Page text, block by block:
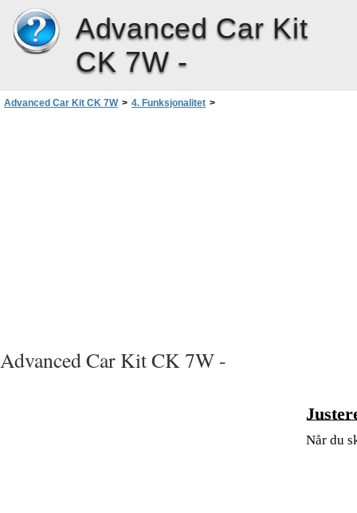
Advanced Car Kit
CK 7W -
Advanced Car Kit CK 7W > 4. Funksjonalitet >
Advanced Car Kit CK 7W -
Når du